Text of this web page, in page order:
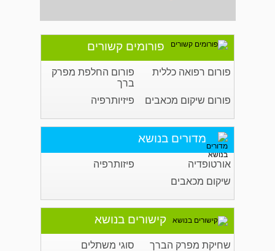
פורומים קשורים
פורום רפואה כללית
פורום החלפת מפרק
ברך
פורום שיקום מכאבים
פיזיותרפיה
מדורים בנושא
אורטופדיה
פיזותרפיה
שיקום מכאבים
קישורים בנושא
שחיקת מפרק הברך
סוגי משתלים